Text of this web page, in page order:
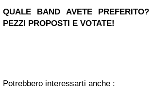
QUALE BAND AVETE PREFERITO?
PEZZI PROPOSTI E VOTATE!
Potrebbero interessarti anche :